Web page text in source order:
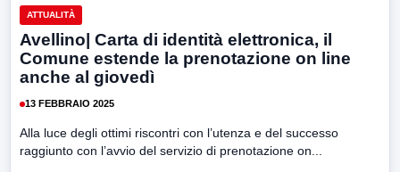
ATTUALITÀ
Avellino| Carta di identità elettronica, il
Comune estende la prenotazione on line
anche al giovedì
13 FEBBRAIO 2025
Alla luce degli ottimi riscontri con l’utenza e del successo
raggiunto con l’avvio del servizio di prenotazione on...